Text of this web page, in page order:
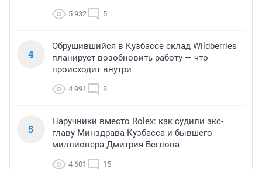
5 932 5
4
Обрушившийся в Кузбассе склад Wildberries
планирует возобновить работу — что
происходит внутри
4 991 8
5
Наручники вместо Rolex: как судили экс-
главу Минздрава Кузбасса и бывшего
миллионера Дмитрия Беглова
4 601 15